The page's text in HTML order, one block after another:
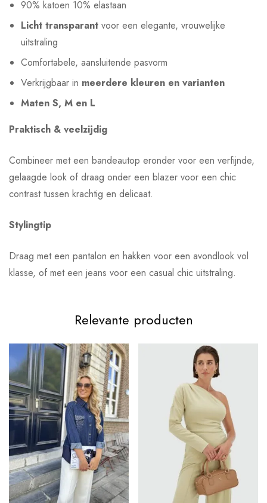
90% katoen 10% elastaan
Licht transparant voor een elegante, vrouwelijke
uitstraling
Comfortabele, aansluitende pasvorm
Verkrijgbaar in meerdere kleuren en varianten
Maten S, M en L
Praktisch & veelzijdig
Combineer met een bandeautop eronder voor een verfijnde,
gelaagde look of draag onder een blazer voor een chic
contrast tussen krachtig en delicaat.
Stylingtip
Draag met een pantalon en hakken voor een avondlook vol
klasse, of met een jeans voor een casual chic uitstraling.
Relevante producten